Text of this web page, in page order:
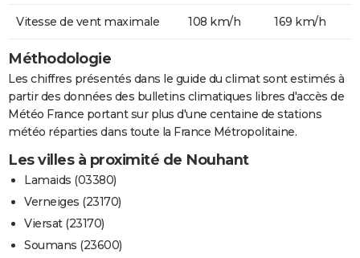
Vitesse de vent maximale 108 km/h 169 km/h
Méthodologie
Les chiffres présentés dans le guide du climat sont estimés à
partir des données des bulletins climatiques libres d'accès de
Météo France portant sur plus d'une centaine de stations
météo réparties dans toute la France Métropolitaine.
Les villes à proximité de Nouhant
Lamaids (03380)
Verneiges (23170)
Viersat (23170)
Soumans (23600)